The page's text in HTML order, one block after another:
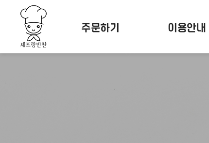
주문하기 이용안내